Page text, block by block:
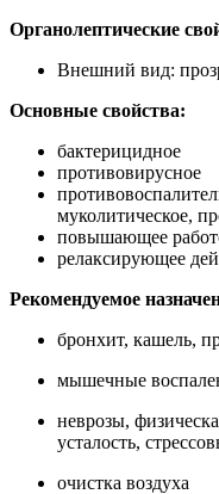
Органолептические
Внешний вид:
Основные свойства:
бактерицидное
противовирусное
муколитическое,
повышающее
релаксирующее
Рекомендуемое
бронхит, кашель,
мышечные
неврозы,
усталость,
очистка воздуха